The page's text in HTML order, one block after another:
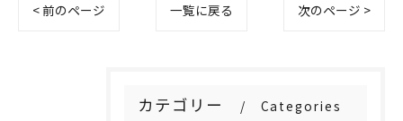
< 前のページ 一覧に戻る 次のページ >
カテゴリー Categories